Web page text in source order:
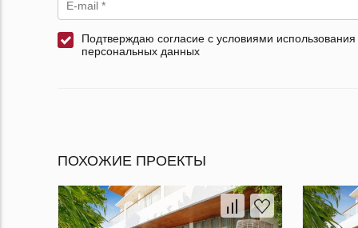
Подтверждаю согласие с условиями использования
персональных данных
ПОХОЖИЕ ПРОЕКТЫ